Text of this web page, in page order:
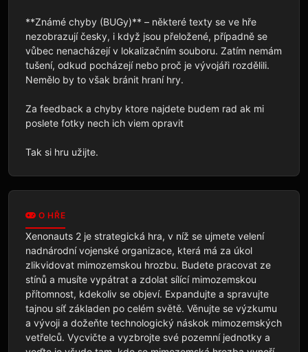
**Známé chyby (BUGy)** – některé texty se ve hře
nezobrazují česky, i když jsou přeložené, případně se
vůbec nenacházejí v lokalizačním souboru. Zatím nemám
tušení, odkud pocházejí nebo proč je vývojáři rozdělili.
Nemělo by to však bránit hraní hry.
Za feedback a chyby ktore najdete budem rad ak mi
poslete fotky nech ich viem opravit
Tak si hru užijte.
O HŘE
Xenonauts 2 je strategická hra, v níž se ujmete velení
nadnárodní vojenské organizace, která má za úkol
zlikvidovat mimozemskou hrozbu. Budete pracovat ze
stínů a musíte vypátrat a zdolat sílící mimozemskou
přítomnost, kdekoliv se objeví. Expandujte a spravujte
tajnou síť základen po celém světě. Věnujte se výzkumu
a vývoji a dožeňte technologický náskok mimozemských
vetřelců. Vycvičte a vyzbrojte své pozemní jednotky a